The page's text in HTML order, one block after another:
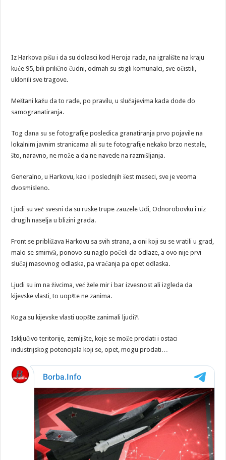
Iz Harkova pišu i da su dolasci kod Heroja rada, na igralište na kraju
kuće 95, bili prilično čudni, odmah su stigli komunalci, sve očistili,
uklonili sve tragove.
Meštani kažu da to rade, po pravilu, u slučajevima kada dođe do
samogranatiranja.
Tog dana su se fotografije posledica granatiranja prvo pojavile na
lokalnim javnim stranicama ali su te fotografije nekako brzo nestale,
što, naravno, ne može a da ne navede na razmišljanja.
Generalno, u Harkovu, kao i poslednjih šest meseci, sve je veoma
dvosmisleno.
Ljudi su već svesni da su ruske trupe zauzele Udi, Odnorobovku i niz
drugih naselja u blizini grada.
Front se približava Harkovu sa svih strana, a oni koji su se vratili u grad,
malo se smirivši, ponovo su naglo počeli da odlaze, a ovo nije prvi
slučaj masovnog odlaska, pa vraćanja pa opet odlaska.
Ljudi su im na živcima, već žele mir i bar izvesnost ali izgleda da
kijevske vlasti, to uopšte ne zanima.
Koga su kijevske vlasti uopšte zanimali ljudi?!
Isključivo teritorije, zemljište, koje se može prodati i ostaci
industrijskog potencijala koji se, opet, mogu prodati…